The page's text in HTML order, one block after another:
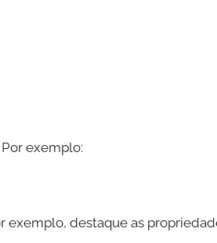
exemplo:
exemplo, destaque as